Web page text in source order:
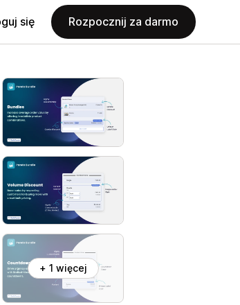
się Rozpocznij za darmo
+ 1 więcej